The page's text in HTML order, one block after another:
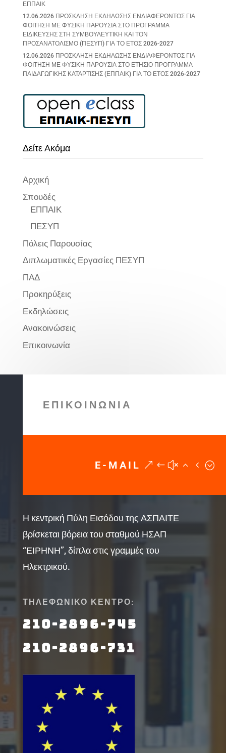
ΕΠΠΑΙΚ
12.06.2026 ΠΡΟΣΚΛΗΣΗ ΕΚΔΗΛΩΣΗΣ ΕΝΔΙΑΦΕΡΟΝΤΟΣ ΓΙΑ
ΦΟΙΤΗΣΗ ΜΕ ΦΥΣΙΚΗ ΠΑΡΟΥΣΙΑ ΣΤΟ ΠΡΟΓΡΑΜΜΑ
ΕΙΔΙΚΕΥΣΗΣ ΣΤΗ ΣΥΜΒΟΥΛΕΥΤΙΚΗ ΚΑΙ ΤΟΝ
ΠΡΟΣΑΝΑΤΟΛΙΣΜΟ (ΠΕΣΥΠ) ΓΙΑ ΤΟ ΕΤΟΣ 2026-2027
12.06.2026 ΠΡΟΣΚΛΗΣΗ ΕΚΔΗΛΩΣΗΣ ΕΝΔΙΑΦΕΡΟΝΤΟΣ ΓΙΑ
ΦΟΙΤΗΣΗ ΜΕ ΦΥΣΙΚΗ ΠΑΡΟΥΣΙΑ ΣΤΟ ΕΤΗΣΙΟ ΠΡΟΓΡΑΜΜΑ
ΠΑΙΔΑΓΩΓΙΚΗΣ ΚΑΤΑΡΤΙΣΗΣ (ΕΠΠΑΙΚ) ΓΙΑ ΤΟ ΕΤΟΣ 2026-2027
Δείτε Ακόμα
Αρχική
Σπουδές
ΕΠΠΑΙΚ
ΠΕΣΥΠ
Πόλεις Παρουσίας
Διπλωματικές Εργασίες ΠΕΣΥΠ
ΠΑΔ
Προκηρύξεις
Εκδηλώσεις
Ανακοινώσεις
Επικοινωνία
ΕΠΙΚΟΙΝΩΝΙΑ
E-MAIL
Η κεντρική Πύλη Εισόδου της ΑΣΠΑΙΤΕ
βρίσκεται βόρεια του σταθμού ΗΣΑΠ
“ΕΙΡΗΝΗ”, δίπλα στις γραμμές του
Ηλεκτρικού.
ΤΗΛΕΦΩΝΙΚΟ ΚΕΝΤΡΟ:
210-2896-745
210-2896-731